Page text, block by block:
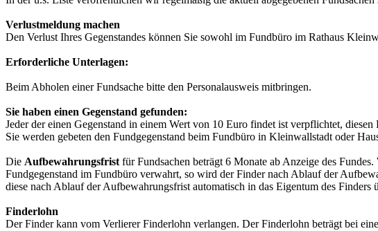
Verlustmeldung machen
Den Verlust Ihres Gegenstandes können Sie sowohl im Fundbüro im Rathaus
Erforderliche Unterlagen:
Beim Abholen einer Fundsache bitte den Personalausweis mitbringen.
Sie haben einen Gegenstand gefunden:
Jeder der einen Gegenstand in einem Wert von 10 Euro findet ist verpflichtet,
Sie werden gebeten den Fundgegenstand beim Fundbüro in Kleinwallstadt oder
Die Aufbewahrungsfrist für Fundsachen beträgt 6 Monate ab Anzeige des
Fundgegenstand im Fundbüro verwahrt, so wird der Finder nach Ablauf der
diese nach Ablauf der Aufbewahrungsfrist automatisch in das Eigentum des Finders
Finderlohn
Der Finder kann vom Verlierer Finderlohn verlangen. Der Finderlohn beträgt bei